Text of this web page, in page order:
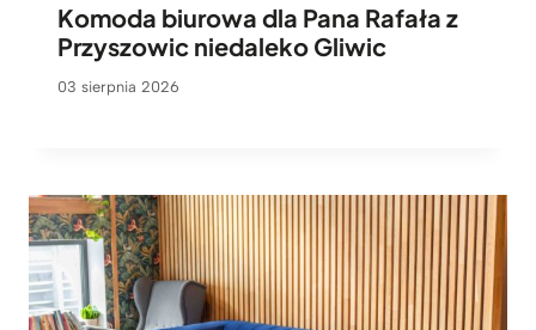
Komoda biurowa dla Pana Rafała z
Przyszowic niedaleko Gliwic
03 sierpnia 2026